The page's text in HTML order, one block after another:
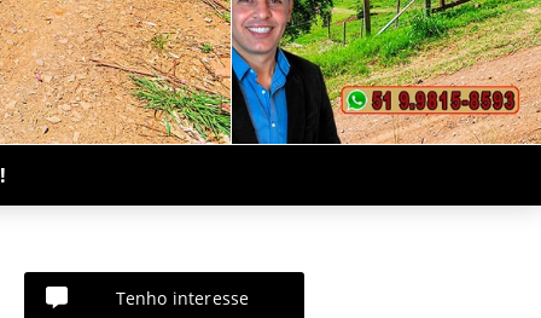
Tenho interesse